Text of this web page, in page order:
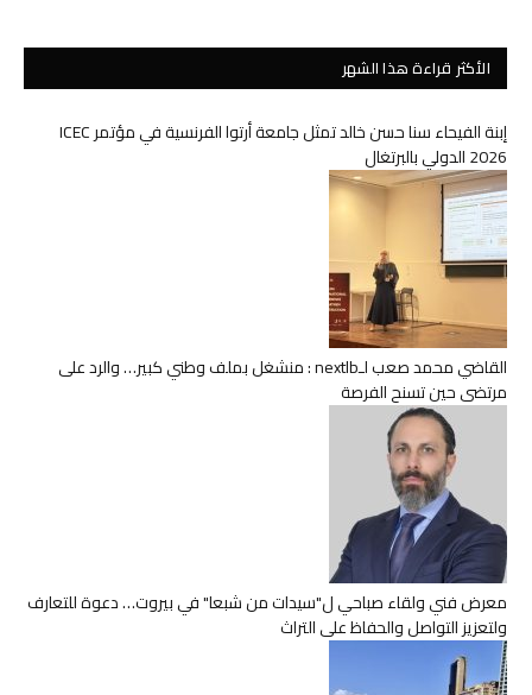
الأكثر قراءة هذا الشهر
إبنة الفيحاء سنا حسن خالد تمثل جامعة أرتوا الفرنسية في مؤتمر ICEC
2026 الدولي بالبرتغال
القاضي محمد صعب لـnextlb : منشغل بملف وطني كبير… والرد على
مرتضى حين تسنح الفرصة
معرض فني ولقاء صباحي ل"سيدات من شبعا" في بيروت… دعوة للتعارف
ولتعزيز التواصل والحفاظ على التراث